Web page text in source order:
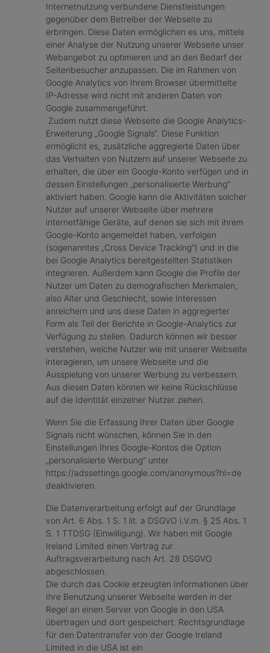
Internetnutzung verbundene Dienstleistungen
gegenüber dem Betreiber der Webseite zu
erbringen. Diese Daten ermöglichen es uns, mittels
einer Analyse der Nutzung unserer Webseite unser
Webangebot zu optimieren und an den Bedarf der
Seitenbesucher anzupassen. Die im Rahmen von
Google Analytics von Ihrem Browser übermittelte
IP-Adresse wird nicht mit anderen Daten von
Google zusammengeführt.
Zudem nutzt diese Webseite die Google Analytics-
Erweiterung „Google Signals“. Diese Funktion
ermöglicht es, zusätzliche aggregierte Daten über
das Verhalten von Nutzern auf unserer Webseite zu
erhalten, die über ein Google-Konto verfügen und in
dessen Einstellungen „personalisierte Werbung“
aktiviert haben. Google kann die Aktivitäten solcher
Nutzer auf unserer Webseite über mehrere
internetfähige Geräte, auf denen sie sich mit ihrem
Google-Konto angemeldet haben, verfolgen
(sogenanntes „Cross Device Tracking“) und in die
bei Google Analytics bereitgestellten Statistiken
integrieren. Außerdem kann Google die Profile der
Nutzer um Daten zu demografischen Merkmalen,
also Alter und Geschlecht, sowie Interessen
anreichern und uns diese Daten in aggregierter
Form als Teil der Berichte in Google-Analytics zur
Verfügung zu stellen. Dadurch können wir besser
verstehen, welche Nutzer wie mit unserer Webseite
interagieren, um unsere Webseite und die
Ausspielung von unserer Werbung zu verbessern.
Aus diesen Daten können wir keine Rückschlüsse
auf die Identität einzelner Nutzer ziehen.
Wenn Sie die Erfassung Ihrer Daten über Google
Signals nicht wünschen, können Sie in den
Einstellungen Ihres Google-Kontos die Option
„personalisierte Werbung“ unter
https://adssettings.google.com/anonymous?hl=de
deaktivieren.
Die Datenverarbeitung erfolgt auf der Grundlage
von Art. 6 Abs. 1 S. 1 lit. a DSGVO i.V.m. § 25 Abs. 1
S. 1 TTDSG (Einwilligung). Wir haben mit Google
Ireland Limited einen Vertrag zur
Auftragsverarbeitung nach Art. 28 DSGVO
abgeschlossen.
Die durch das Cookie erzeugten Informationen über
Ihre Benutzung unserer Webseite werden in der
Regel an einen Server von Google in den USA
übertragen und dort gespeichert. Rechtsgrundlage
für den Datentransfer von der Google Ireland
Limited in die USA ist ein